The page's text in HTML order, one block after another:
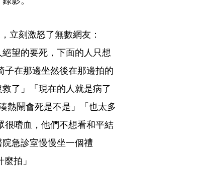
立刻激怒了無數網友：
望的要死，下面的人只想
在那邊坐然後在那邊拍的
了」「現在的人就是病了
熱鬧會死是不是」「也太多
很嗜血，他們不想看和平結
急診室慢慢坐一個禮
拍」